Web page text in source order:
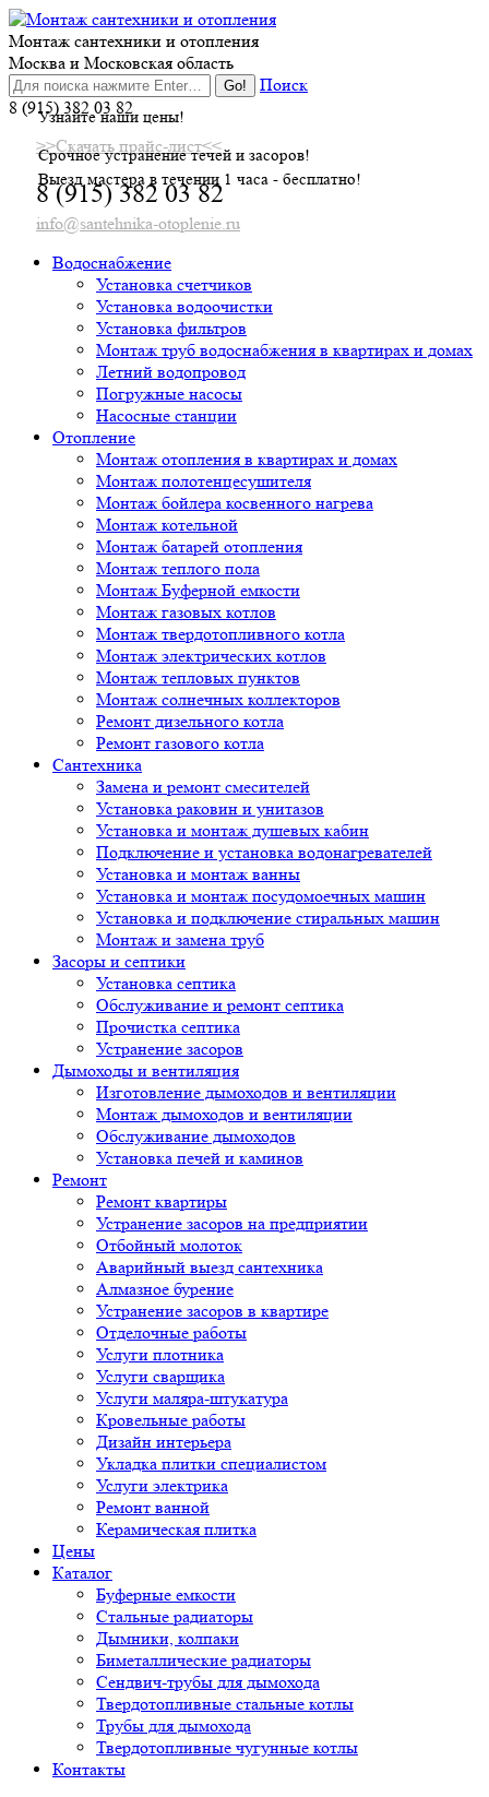
Skip
to
content
Монтаж сантехники и отопления
Москва и Московская область
Поиск
8 (915) 382 03 82
Узнайте наши цены!
>>Скачать прайс-лист<<
Срочное устранение течей и засоров!
Выезд мастера в течении 1 часа - бесплатно!
8 (915) 382 03 82
info@santehnika-otoplenie.ru
Водоснабжение
Установка счетчиков
Установка водоочистки
Установка фильтров
Монтаж труб водоснабжения в квартирах и домах
Летний водопровод
Погружные насосы
Насосные станции
Отопление
Монтаж отопления в квартирах и домах
Монтаж полотенцесушителя
Монтаж бойлера косвенного нагрева
Монтаж котельной
Монтаж батарей отопления
Монтаж теплого пола
Монтаж Буферной емкости
Монтаж газовых котлов
Монтаж твердотопливного котла
Монтаж электрических котлов
Монтаж тепловых пунктов
Монтаж солнечных коллекторов
Ремонт дизельного котла
Ремонт газового котла
Cантехника
Замена и ремонт смесителей
Установка раковин и унитазов
Установка и монтаж душевых кабин
Подключение и установка водонагревателей
Установка и монтаж ванны
Установка и монтаж посудомоечных машин
Установка и подключение стиральных машин
Монтаж и замена труб
Засоры и септики
Установка септика
Обслуживание и ремонт септика
Прочистка септика
Устранение засоров
Дымоходы и вентиляция
Изготовление дымоходов и вентиляции
Монтаж дымоходов и вентиляции
Обслуживание дымоходов
Установка печей и каминов
Ремонт
Ремонт квартиры
Устранение засоров на предприятии
Отбойный молоток
Аварийный выезд сантехника
Алмазное бурение
Устранение засоров в квартире
Отделочные работы
Услуги плотника
Услуги сварщика
Услуги маляра-штукатура
Кровельные работы
Дизайн интерьера
Укладка плитки специалистом
Услуги электрика
Ремонт ванной
Керамическая плитка
Цены
Каталог
Буферные емкости
Стальные радиаторы
Дымники, колпаки
Биметаллические радиаторы
Сендвич-трубы для дымохода
Твердотопливные стальные котлы
Трубы для дымохода
Твердотопливные чугунные котлы
Контакты